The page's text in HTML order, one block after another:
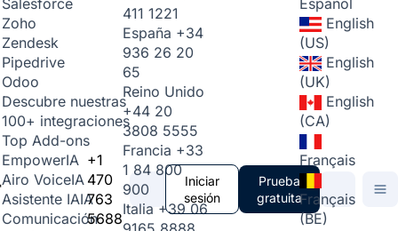
Salesforce
Zoho
Zendesk
Pipedrive
Odoo
Descubre nuestras
100+ integraciones
Top Add-ons
EmpowerIA
Airo VoiceIA
Asistente IAIA
Comunicación
+1
470
763
5688
411 1221
España +34
936 26 20
65
Reino Unido
+44 20
3808 5555
Francia +33
1 84 800
900
Italia +39 06
Iniciar
sesión
Prueba
gratuita
English
(US)
English
(UK)
English
(CA)
Français
Français
(BE)